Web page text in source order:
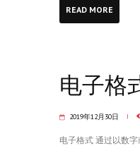
READ MORE
电子格
2019年12月30日
电子格式 通过以数